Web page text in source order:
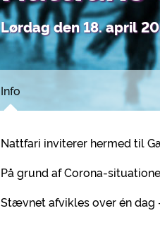
Lørdag den 18. april
Info
Nattfari inviterer hermed til
På grund af Corona-
Stævnet afvikles over én dag